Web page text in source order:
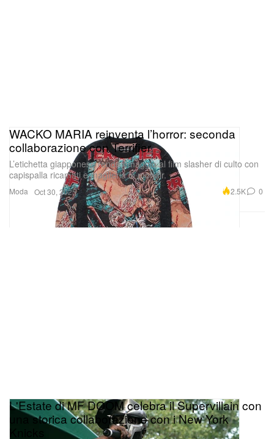
Moda
WACKO MARIA reinventa l’horror: seconda
collaborazione con Terrifier
L’etichetta giapponese rende omaggio al film slasher di culto con
capispalla ricamati e maglieria in mohair.
Oct 30, 2025 2.5K 0
L'Estate di MF DOOM celebra il Supervillain con
una storica collaborazione con i New York